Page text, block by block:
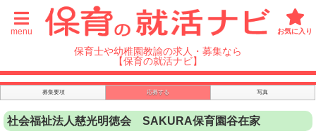
menu お気に入り
保育士や幼稚園教諭の求人・募集なら
【保育の就活ナビ】
募集要項 応募する 写真
社会福祉法人慈光明徳会 SAKURA保育園谷在家